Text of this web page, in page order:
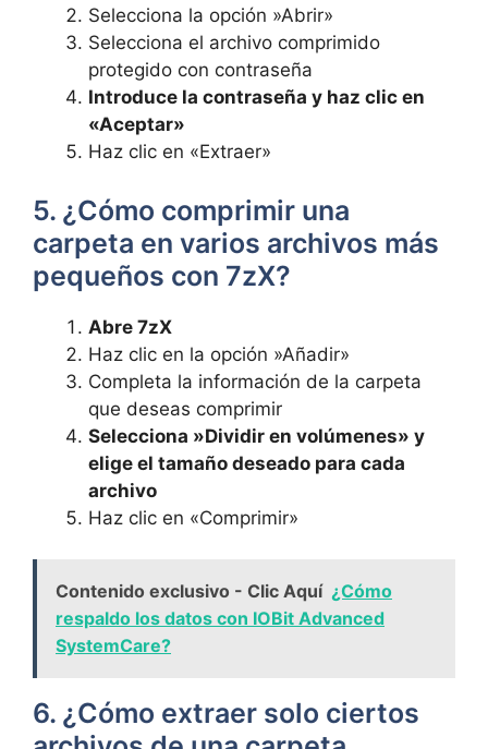
Selecciona la ⁣opción ​»Abrir»
Selecciona el archivo comprimido
⁤protegido con contraseña
Introduce la contraseña ​y haz clic en
«Aceptar»
Haz clic en «Extraer»
5. ¿Cómo​ comprimir una⁢
carpeta en varios archivos más
pequeños⁢ con 7zX?
Abre 7zX
Haz clic‌ en ⁣la opción ‍»Añadir»
Completa la información de la carpeta
⁤que ⁣deseas comprimir
Selecciona ‍»Dividir en ​volúmenes» y
elige el tamaño ⁣deseado para cada
archivo
Haz clic en «Comprimir»
Contenido exclusivo - Clic Aquí ¿Cómo
respaldo los datos con IOBit Advanced
SystemCare?
6. ‌¿Cómo extraer solo ciertos